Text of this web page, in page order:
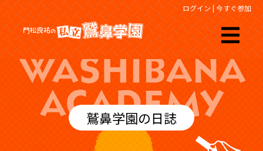
ログイン | 今すぐ参加
鷲鼻学園の日誌